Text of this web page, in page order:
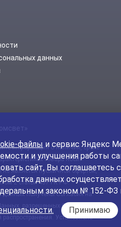
данных
информация о наличии, сроке
товара носит
не является публичной офертой,
2 статьи 437 ГК РФ.
данных получены Согласия на
разрешенных Субъектом
Установлено
файлы и сервис Яндекс
и улучшения работы
сайт, Вы соглашаетесь
данных
законом № 152-ФЗ
Принимаю